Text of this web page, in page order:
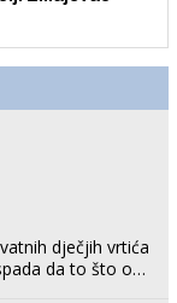
dječjih vrtića
da to što oni